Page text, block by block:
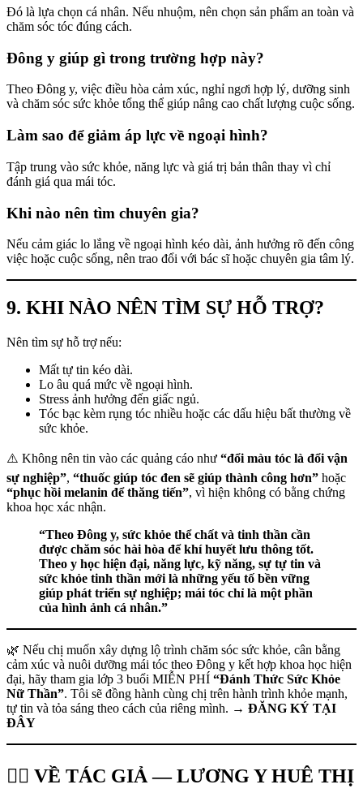
Đó là lựa chọn cá nhân. Nếu nhuộm, nên chọn sản phẩm an toàn và
chăm sóc tóc đúng cách.
Đông y giúp gì trong trường hợp này?
Theo Đông y, việc điều hòa cảm xúc, nghỉ ngơi hợp lý, dưỡng sinh
và chăm sóc sức khỏe tổng thể giúp nâng cao chất lượng cuộc sống.
Làm sao để giảm áp lực về ngoại hình?
Tập trung vào sức khỏe, năng lực và giá trị bản thân thay vì chỉ
đánh giá qua mái tóc.
Khi nào nên tìm chuyên gia?
Nếu cảm giác lo lắng về ngoại hình kéo dài, ảnh hưởng rõ đến công
việc hoặc cuộc sống, nên trao đổi với bác sĩ hoặc chuyên gia tâm lý.
9. KHI NÀO NÊN TÌM SỰ HỖ TRỢ?
Nên tìm sự hỗ trợ nếu:
Mất tự tin kéo dài.
Lo âu quá mức về ngoại hình.
Stress ảnh hưởng đến giấc ngủ.
Tóc bạc kèm rụng tóc nhiều hoặc các dấu hiệu bất thường về
sức khỏe.
⚠️ Không nên tin vào các quảng cáo như “đổi màu tóc là đổi vận
sự nghiệp”, “thuốc giúp tóc đen sẽ giúp thành công hơn” hoặc
“phục hồi melanin để thăng tiến”, vì hiện không có bằng chứng
khoa học xác nhận.
“Theo Đông y, sức khỏe thể chất và tinh thần cần
được chăm sóc hài hòa để khí huyết lưu thông tốt.
Theo y học hiện đại, năng lực, kỹ năng, sự tự tin và
sức khỏe tinh thần mới là những yếu tố bền vững
giúp phát triển sự nghiệp; mái tóc chỉ là một phần
của hình ảnh cá nhân.”
🌿 Nếu chị muốn xây dựng lộ trình chăm sóc sức khỏe, cân bằng
cảm xúc và nuôi dưỡng mái tóc theo Đông y kết hợp khoa học hiện
đại, hãy tham gia lớp 3 buổi MIỄN PHÍ “Đánh Thức Sức Khỏe
Nữ Thần”. Tôi sẽ đồng hành cùng chị trên hành trình khỏe mạnh,
tự tin và tỏa sáng theo cách của riêng mình. → ĐĂNG KÝ TẠI
ĐÂY
👩‍⚕️ VỀ TÁC GIẢ — LƯƠNG Y HUÊ THỊ